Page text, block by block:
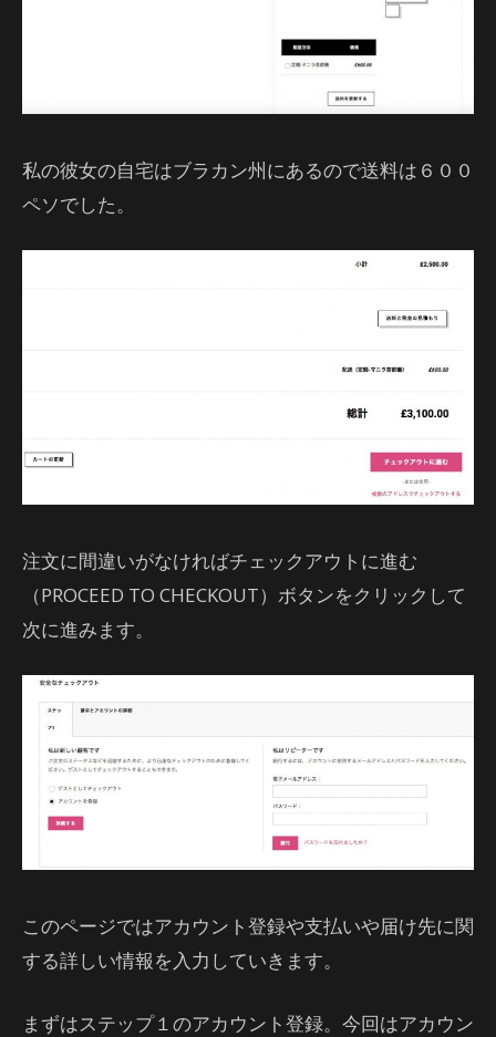
私の彼女の自宅はブラカン州にあるので送料は６００
ペソでした。
注文に間違いがなければチェックアウトに進む
（PROCEED TO CHECKOUT）ボタンをクリックして
次に進みます。
このページではアカウント登録や支払いや届け先に関
する詳しい情報を入力していきます。
まずはステップ１のアカウント登録。今回はアカウン